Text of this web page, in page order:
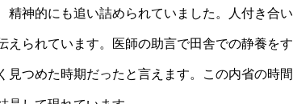
精神的にも追い詰められていました。人付き合い
えられています。医師の助言で田舎での静養をす
つめた時期だったと言えます。この内省の時間